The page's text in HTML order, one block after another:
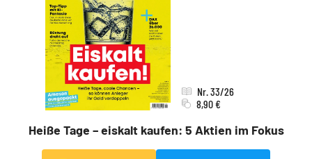
Heiße Tage – eiskalt kaufen: 5 Aktien im Fokus
Nr. 33/26
8,90 €